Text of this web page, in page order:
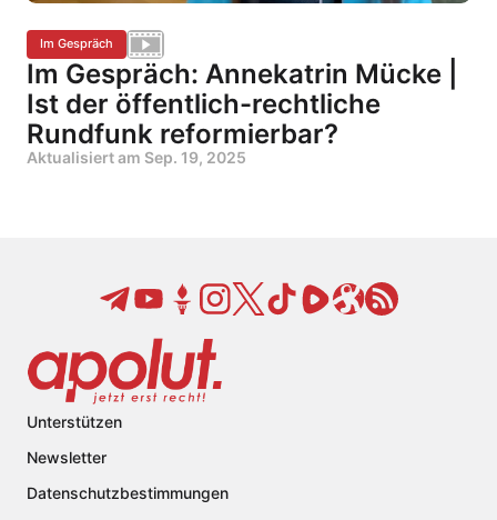
Im Gespräch
Im Gespräch: Annekatrin Mücke |
Ist der öffentlich-rechtliche
Rundfunk reformierbar?
Aktualisiert am Sep. 19, 2025
Unterstützen
Newsletter
Datenschutzbestimmungen